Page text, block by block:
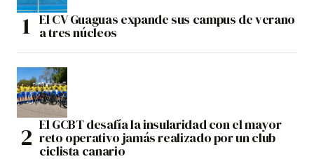
El CV Guaguas expande sus campus de verano
a tres núcleos
El GCBT desafía la insularidad con el mayor
reto operativo jamás realizado por un club
ciclista canario